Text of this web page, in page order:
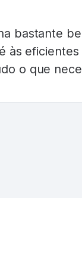
bastante
às
o que